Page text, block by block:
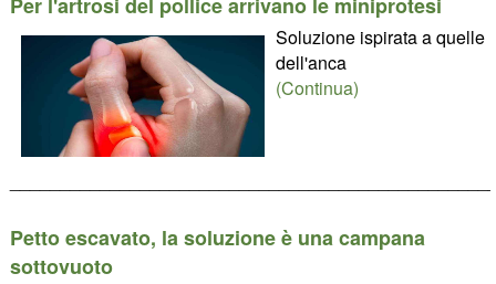
Soluzione ispirata a quelle
dell'anca
(Continua)
Petto escavato, la soluzione è una campana
sottovuoto